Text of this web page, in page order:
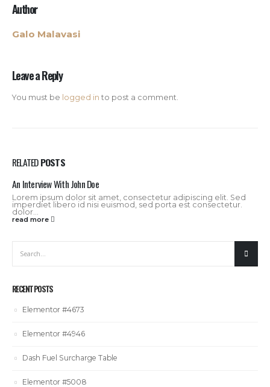
Author
Galo Malavasi
Leave a Reply
You must be logged in to post a comment.
RELATEDPOSTS
An Interview With John Doe
Lorem ipsum dolor sit amet, consectetur adipiscing elit. Sed
imperdiet libero id nisi euismod, sed porta est consectetur.
dolor...
read more
RECENT POSTS
Elementor #4673
Elementor #4946
Dash Fuel Surcharge Table
Elementor #5008